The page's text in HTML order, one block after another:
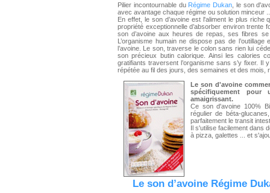
Pilier incontournable du Régime Dukan , le son
avec avantage chaque régime ou solution minceur
En effet, le son d’avoine est l'aliment le plus
propriété exceptionnelle d’absorber environ trente
son d’avoine aux heures de repas, ses fibres
L’organisme humain ne dispose pas de
l’avoine. Le son, traverse le colon sans rien lui
son précieux butin calorique. Ainsi les calories
gratifiants traversent l’organisme sans s’y fixer.
répétée au fil des jours, des semaines et des mois,
Le son d'avoine
spécifiquement
amaigrissant.
Ce son d'avoine 100%
régulier de béta-
parfaitement le transit
Il s'utilise facilement dans
à pizza, galettes ... et
Le son d’avoine Régime